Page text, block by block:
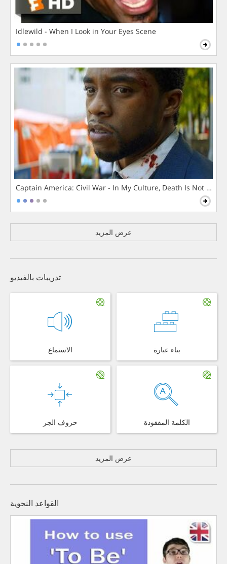
Idlewild - When I Look in Your Eyes Scene
Captain America: Civil War - In My Culture, Death Is Not The
عرض المزيد
تدريبات بالفيديو
الاستماع بناء عبارة
حروف الجر الكلمة المفقودة
عرض المزيد
القواعد النحوية